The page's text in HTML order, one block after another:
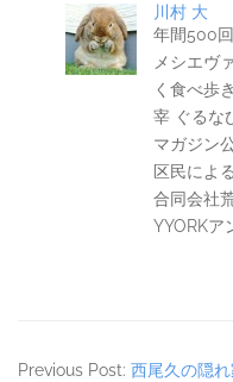
川村 大
年間500
メシエヴ
く食べ歩
宰 ぐるな
マガジン
区民によ
合同会社
YYORKア
Previous Post: 西尾久の隠